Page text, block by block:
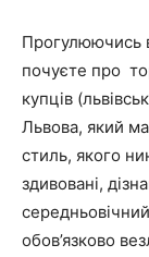
Прогулюючись
почуєте про
купців
Львова, який
стиль, якого
здивовані,
обов’язково